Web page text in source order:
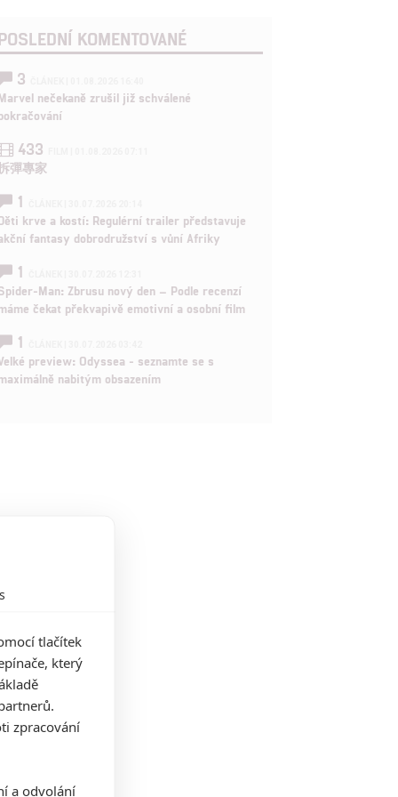
KOMENTOVANÉ
3
nečekaně zrušil již schválené
433
彈專家
1
krve a kostí: Regulérní trailer představuje
fantasy dobrodružství s vůní Afriky
1
Man: Zbrusu nový den – Podle recenzí
čekat překvapivě emotivní a osobní film
1
preview: Odyssea - seznamte se s
nabitým obsazením
tlačítek
který
zpracování
a odvolání